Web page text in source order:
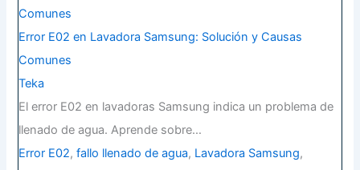
Error E02 en Lavadora Samsung: Solución y Causas
Comunes
Teka
El error E02 en lavadoras Samsung indica un problema de
llenado de agua. Aprende sobre…
Error E02,fallo llenado de agua, Lavadora Samsung,